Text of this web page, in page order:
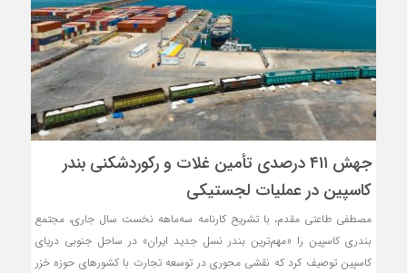
جهش ۴۱۱ درصدی تأمین غلات و ركوردشكنی بندر
كاسپین در عملیات لجستیكی
مصطفی طاعتی مقدم، با تشریح کارنامه سه‌ماهه نخست سال جاری، مجتمع
بندری کاسپین را «مهم‌ترین بندر نسل جدید ایران» در ساحل جنوبی دریای
کاسپین توصیف کرد که نقشی محوری در توسعه تجارت با کشورهای حوزه خزر